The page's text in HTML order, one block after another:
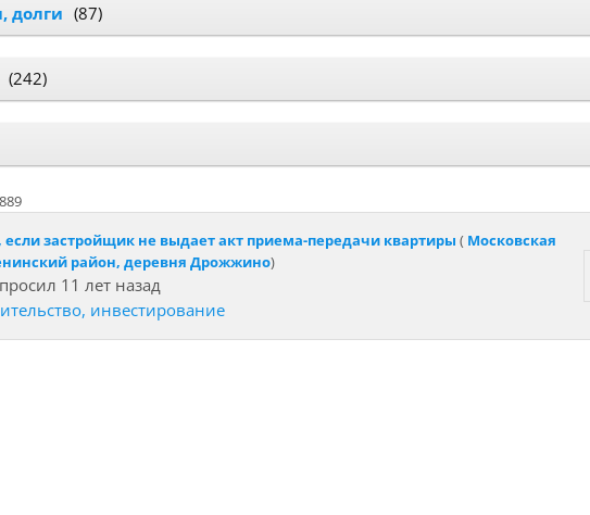
долги (87)
(242)
если застройщик не выдает акт приема-передачи квартиры ( Московская
район, деревня Дрожжино)
11 лет назад
инвестирование